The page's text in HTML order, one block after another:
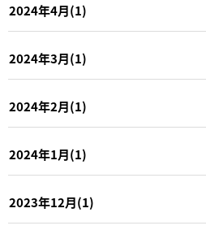
2024年4月(1)
2024年3月(1)
2024年2月(1)
2024年1月(1)
2023年12月(1)